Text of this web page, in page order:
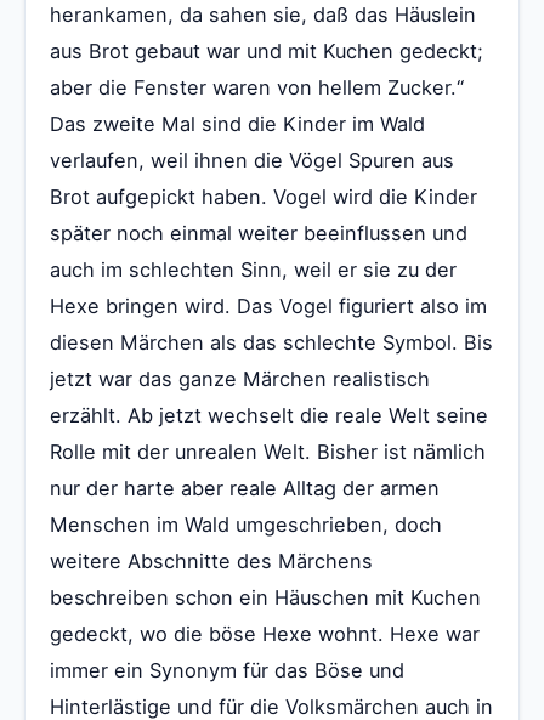
herankamen, da sahen sie, daß das Häuslein
aus Brot gebaut war und mit Kuchen gedeckt;
aber die Fenster waren von hellem Zucker.“
Das zweite Mal sind die Kinder im Wald
verlaufen, weil ihnen die Vögel Spuren aus
Brot aufgepickt haben. Vogel wird die Kinder
später noch einmal weiter beeinflussen und
auch im schlechten Sinn, weil er sie zu der
Hexe bringen wird. Das Vogel figuriert also im
diesen Märchen als das schlechte Symbol. Bis
jetzt war das ganze Märchen realistisch
erzählt. Ab jetzt wechselt die reale Welt seine
Rolle mit der unrealen Welt. Bisher ist nämlich
nur der harte aber reale Alltag der armen
Menschen im Wald umgeschrieben, doch
weitere Abschnitte des Märchens
beschreiben schon ein Häuschen mit Kuchen
gedeckt, wo die böse Hexe wohnt. Hexe war
immer ein Synonym für das Böse und
Hinterlästige und für die Volksmärchen auch in